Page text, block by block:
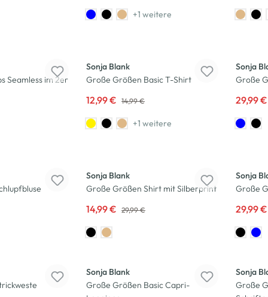
+1 weitere
Seamless im 2er
Sonja Blank
Große Größen Basic T-Shirt
12,99 € 14,99 €
+1 weitere
Sonja
Große
29,99
Sonja Blank
Große Größen Shirt mit Silberprint
14,99 € 29,99 €
Sonja
Große
29,99
Sonja Blank
Große Größen Basic Capri-
Sonja
Große